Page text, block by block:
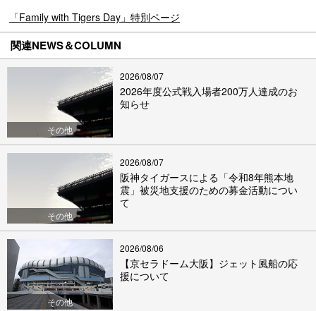
「Family with Tigers Day」特別ページ
関連NEWS＆COLUMN
その他
2026/08/07
2026年度公式戦入場者200万人達成のお
知らせ
その他
2026/08/07
阪神タイガースによる「令和8年熊本地
震」被災地支援のための募金活動につい
て
その他
2026/08/06
【京セラドーム大阪】ジェット風船の応
援について